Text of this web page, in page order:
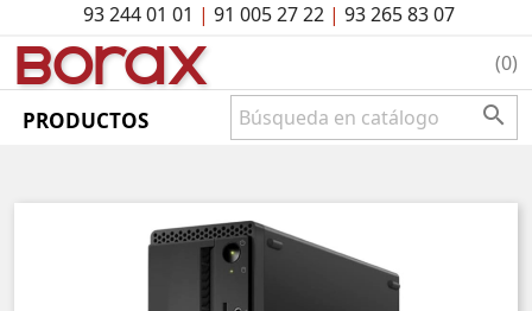
93 244 01 01 | 91 005 27 22| 93 265 83 07
BOrAx (0)
PRODUCTOS 